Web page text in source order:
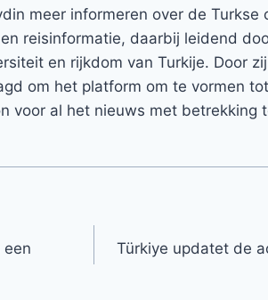
meer informeren over de Turkse
reisinformatie, daarbij leidend
en rijkdom van Turkije. Door
om het platform om te vormen
voor al het nieuws met betrekking
een
Türkiye updatet de